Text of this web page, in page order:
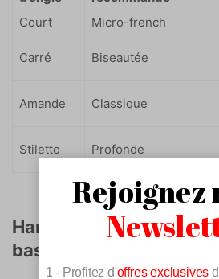
Court Micro-french
Carré Biseautée
Amande Classique
Stiletto Profonde
Harmonisation
base nude et
Rejoignez
1 - Profitez d'offres exclusives